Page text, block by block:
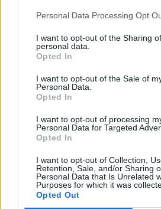
Personal Data Processing Opt
I want to opt-out of the Sharing
personal data.
Opted In
I want to opt-out of the Sale of
Personal Data.
Opted In
I want to opt-out of processing
Personal Data for Targeted
Opted In
I want to opt-out of Collection,
Retention, Sale, and/or Sharing
Personal Data that Is Unrelated
Purposes for which it was
Opted Out
lotte
12 år sedan
Dottern och mannan är och jagar
skulle ha mysfrukost uppe i hans
det blev polarbröd och varm
kusinen med alla barn och vi ska
spis 🙂
Ha en bra dag♥
Svara
jennysmatblogg